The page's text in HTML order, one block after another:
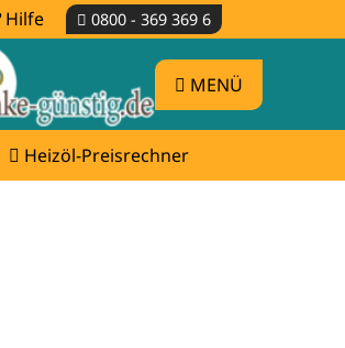
Hilfe 0800 - 369 369 6
MENÜ
Heizöl-Preisrechner